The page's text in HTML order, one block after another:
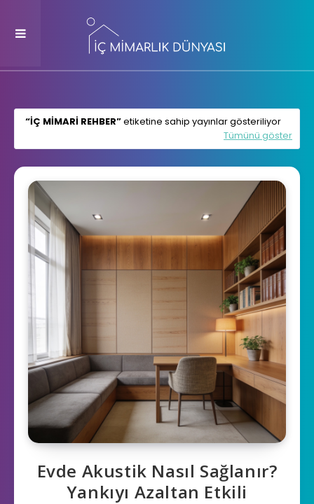
IÇ MIMARI REHBER etiketine sahip yayınlar gösteriliyor
Tümünü göster
Evde Akustik Nasıl Sağlanır?
Yankıyı Azaltan Etkili